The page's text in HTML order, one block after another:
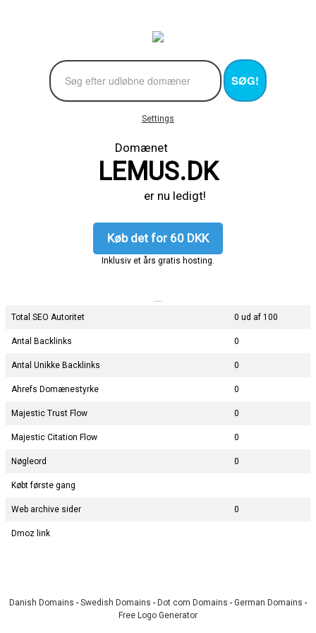
SØG!
Settings
Domænet
LEMUS.DK
er nu ledigt!
Køb det for 60 DKK
Inklusiv et års gratis hosting.
Total SEO Autoritet
0 ud af 100
Antal Backlinks 0
Antal Unikke Backlinks 0
Ahrefs Domænestyrke 0
Majestic Trust Flow 0
Majestic Citation Flow 0
Nøgleord 0
Købt første gang
Web archive sider 0
Dmoz link
Danish Domains - Swedish Domains - Dot com Domains - German Domains -
Free Logo Generator